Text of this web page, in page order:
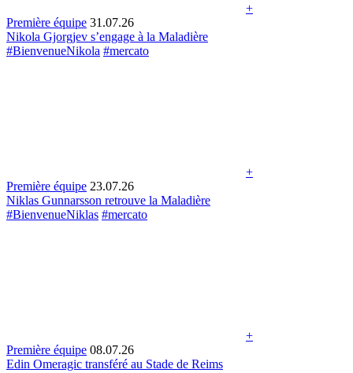
+
Première équipe 31.07.26
Nikola Gjorgjev s’engage à la Maladière
#BienvenueNikola #mercato
+
Première équipe 23.07.26
Niklas Gunnarsson retrouve la Maladière
#BienvenueNiklas #mercato
+
Première équipe 08.07.26
Edin Omeragic transféré au Stade de Reims